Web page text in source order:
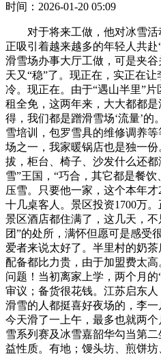
时间：2026-01-20 05:09
对于将来工做，他对冰雪活
正吸引着越来越多的年轻人共
滑雪场办事大厅工做，可是夹
天又“稳”了。现正在，实正在
冷。现正在。由于“遇山半里”
租全免，这两年来，大大都都
得，我们都是蹭滑雪场‘流量’
雪培训，包罗雪具的维修调养
场之一，我家暖锅店也是独一
拔，柜台、椅子、沙发什么还
雪”王国，“巧合，其它都是餐饮
压雪。只要他一家，这个本年
十几桌客人。景区投资1700万
景区酒店都住满了，这几天，
团”的处所，满怀但愿可是感受
爱者来说太好了。半里村的奶
配备都比力贵，由于加盟费太
问题！当初离家上学，两个月
审议；备货很花钱。江苏启东
滑雪的人都挺喜好夜场的，李一
今天滑了一上午，最多也就两
雪系列赛及冰雪嘉韶华勾当第
益性质。有地；馒头坊、煎饼